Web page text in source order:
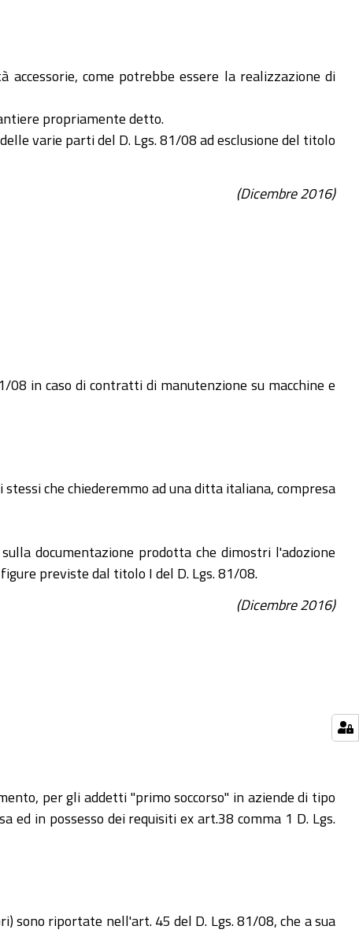
come potrebbe essere la realizzazione di
propriamente detto.
varie parti del D. Lgs. 81/08 ad esclusione del titolo
(Dicembre 2016)
08 in caso di contratti di manutenzione su macchine e
che chiederemmo ad una ditta italiana, compresa
documentazione prodotta che dimostri l'adozione
previste dal titolo I del D. Lgs. 81/08.
(Dicembre 2016)
per gli addetti "primo soccorso" in aziende di tipo
in possesso dei requisiti ex art.38 comma 1 D. Lgs.
sono riportate nell'art. 45 del D. Lgs. 81/08, che a sua